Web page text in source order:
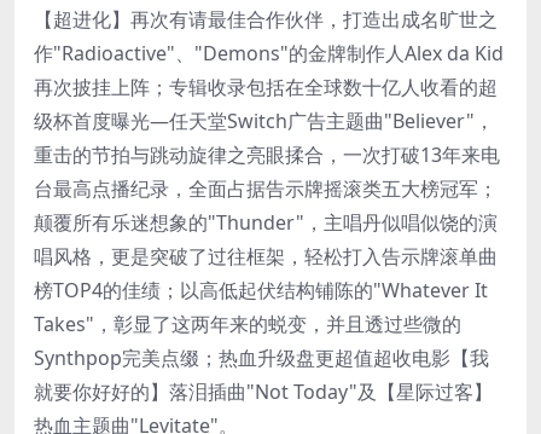
【超进化】再次有请最佳合作伙伴，打造出成名旷世之
作"Radioactive"、"Demons"的金牌制作人Alex da Kid
再次披挂上阵；专辑收录包括在全球数十亿人收看的超
级杯首度曝光—任天堂Switch广告主题曲"Believer"，
重击的节拍与跳动旋律之亮眼揉合，一次打破13年来电
台最高点播纪录，全面占据告示牌摇滚类五大榜冠军；
颠覆所有乐迷想象的"Thunder"，主唱丹似唱似饶的演
唱风格，更是突破了过往框架，轻松打入告示牌滚单曲
榜TOP4的佳绩；以高低起伏结构铺陈的"Whatever It
Takes"，彰显了这两年来的蜕变，并且透过些微的
Synthpop完美点缀；热血升级盘更超值超收电影【我
就要你好好的】落泪插曲"Not Today"及【星际过客】
热血主题曲"Levitate"。